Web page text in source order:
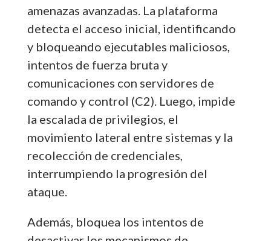
amenazas avanzadas. La plataforma
detecta el acceso inicial, identificando
y bloqueando ejecutables maliciosos,
intentos de fuerza bruta y
comunicaciones con servidores de
comando y control (C2). Luego, impide
la escalada de privilegios, el
movimiento lateral entre sistemas y la
recolección de credenciales,
interrumpiendo la progresión del
ataque.
Además, bloquea los intentos de